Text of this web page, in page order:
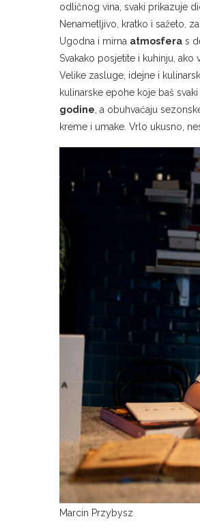
odličnog vina, svaki prikazuje
Nenametljivo, kratko i sažeto,
Ugodna i mirna atmosfera s
Svakako posjetite i kuhinju,
Velike zasluge, idejne i
kulinarske epohe koje baš
godine , a obuhvaćaju
kreme i umake. Vrlo ukusno,
Marcin Przybysz